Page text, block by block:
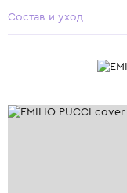
Состав и уход